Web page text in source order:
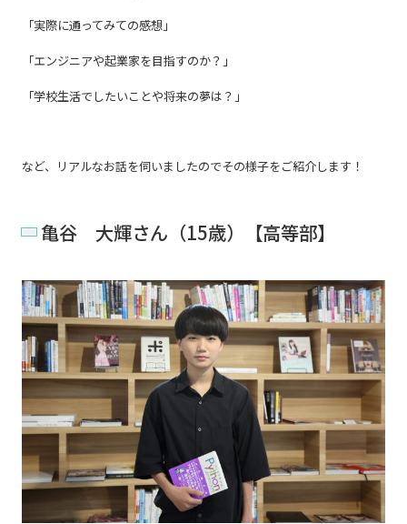
「実際に通ってみての感想」
「エンジニアや起業家を目指すのか？」
「学校生活でしたいことや将来の夢は？」
など、リアルなお話を伺いましたのでその様子をご紹介します！
亀谷 大輝さん（15歳）【高等部】